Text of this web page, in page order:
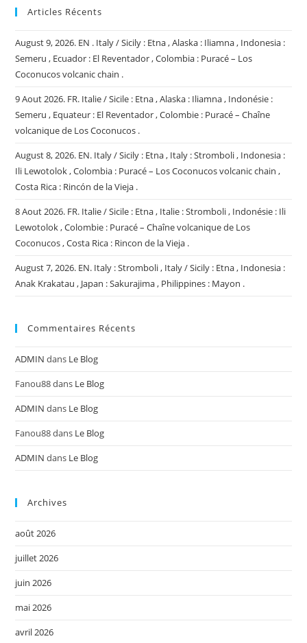
Articles Récents
August 9, 2026. EN . Italy / Sicily : Etna , Alaska : Iliamna , Indonesia :
Semeru , Ecuador : El Reventador , Colombia : Puracé – Los
Coconucos volcanic chain .
9 Aout 2026. FR. Italie / Sicile : Etna , Alaska : Iliamna , Indonésie :
Semeru , Equateur : El Reventador , Colombie : Puracé – Chaîne
volcanique de Los Coconucos .
August 8, 2026. EN. Italy / Sicily : Etna , Italy : Stromboli , Indonesia :
Ili Lewotolok , Colombia : Puracé – Los Coconucos volcanic chain ,
Costa Rica : Rincón de la Vieja .
8 Aout 2026. FR. Italie / Sicile : Etna , Italie : Stromboli , Indonésie : Ili
Lewotolok , Colombie : Puracé – Chaîne volcanique de Los
Coconucos , Costa Rica : Rincon de la Vieja .
August 7, 2026. EN. Italy : Stromboli , Italy / Sicily : Etna , Indonesia :
Anak Krakatau , Japan : Sakurajima , Philippines : Mayon .
Commentaires Récents
ADMIN dans Le Blog
Fanou88dans Le Blog
ADMIN dans Le Blog
Fanou88dans Le Blog
ADMIN dans Le Blog
Archives
août 2026
juillet 2026
juin 2026
mai 2026
avril 2026